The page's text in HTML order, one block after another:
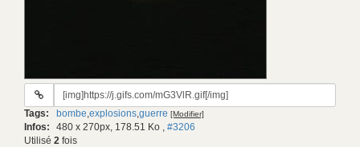
URL
gif:
Tags: bombe,explosions,guerre [Modifier]
Infos: 480 x 270px, 178.51 Ko , #3206
Utilisé 2 fois